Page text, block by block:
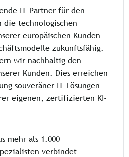
IT-Partner für den
die technologischen
europäischen Kunden
zukunftsfähig.
wir nachhaltig den
Kunden. Dies erreichen
souveräner IT-Lösungen
eigenen, zertifizierten KI-
mehr als 1.000
verbindet